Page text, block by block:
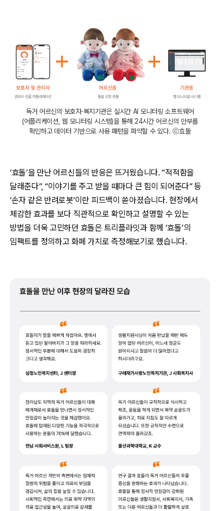
독거 어르신의 보호자·복지기관은 실시간 AI 모니터링 소프트웨어
(어플리케이션, 웹 모니터링 시스템)을 통해 24시간 어르신의 안부를
확인하고 데이터 기반으로 사용 패턴을 파악할 수 있다. ⓒ효돌
‘효돌’을 만난 어르신들의 반응은 뜨거웠습니다. “적적함을
달래준다”, “이야기를 주고 받을 때마다 큰 힘이 되어준다” 등
‘손자 같은 반려로봇’이란 피드백이 쏟아졌습니다. 현장에서
체감한 효과를 보다 직관적으로 확인하고 설명할 수 있는
방법을 더욱 고민하던 효돌은 트리플라잇과 함께 ‘효돌’의
임팩트를 정의하고 화폐 가치로 측정해보기로 했습니다.